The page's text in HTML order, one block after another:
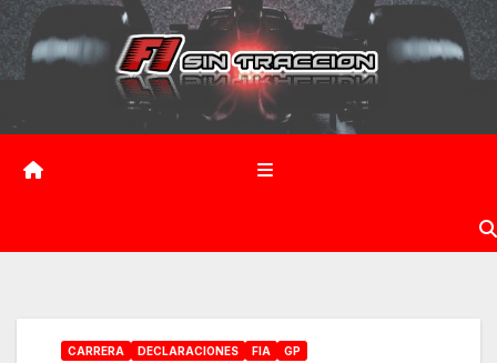
Saltar
contenido
CARRERA DECLARACIONES FIA GP